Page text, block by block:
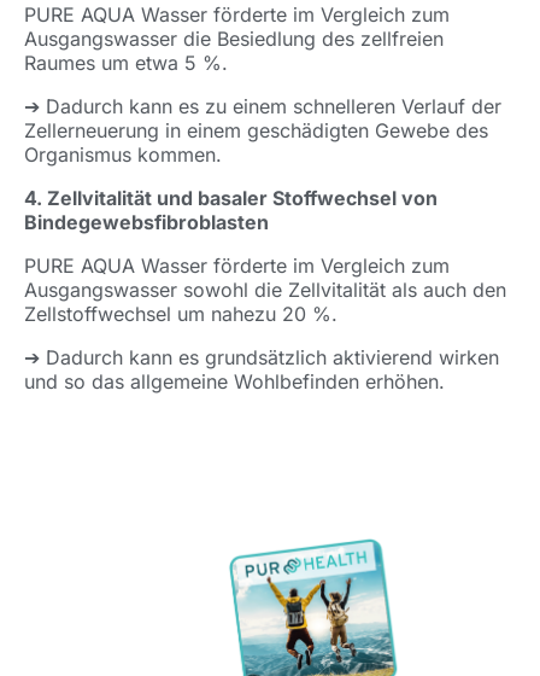
PURE AQUA Wasser förderte im Vergleich zum
Ausgangswasser die Besiedlung des zellfreien
Raumes um etwa 5 %.
➔ Dadurch kann es zu einem schnelleren Verlauf der
Zellerneuerung in einem geschädigten Gewebe des
Organismus kommen.
4. Zellvitalität und basaler Stoffwechsel von
Bindegewebsfibroblasten
PURE AQUA Wasser förderte im Vergleich zum
Ausgangswasser sowohl die Zellvitalität als auch den
Zellstoffwechsel um nahezu 20 %.
➔ Dadurch kann es grundsätzlich aktivierend wirken
und so das allgemeine Wohlbefinden erhöhen.